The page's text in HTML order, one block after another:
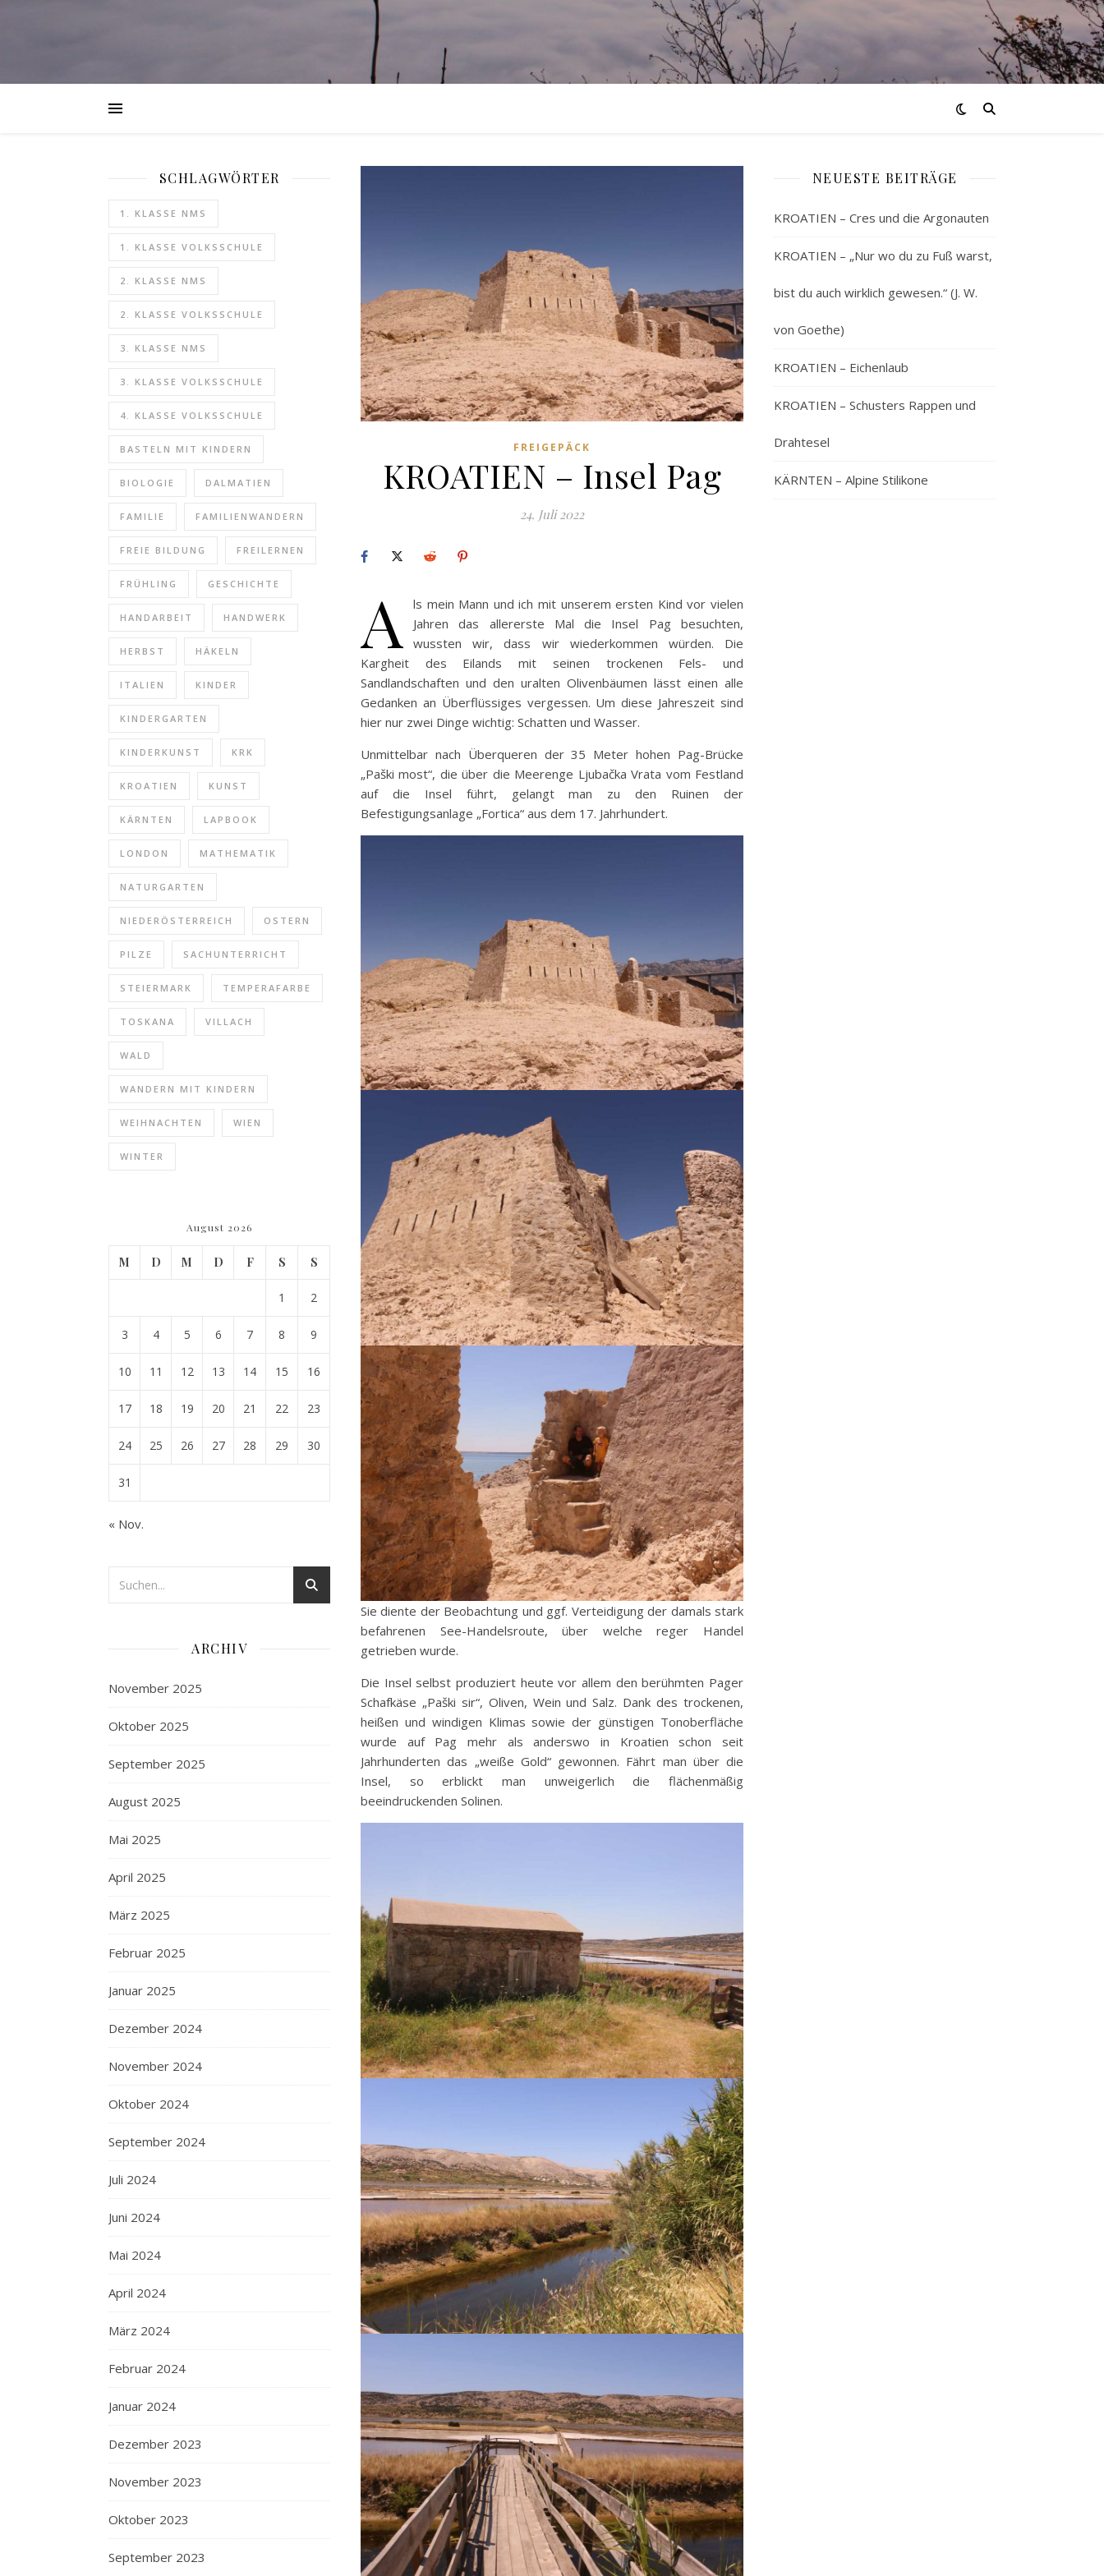
SCHLAGWÖRTER
1. KLASSE NMS
1. KLASSE VOLKSSCHULE
2. KLASSE NMS
2. KLASSE VOLKSSCHULE
3. KLASSE NMS
3. KLASSE VOLKSSCHULE
4. KLASSE VOLKSSCHULE
BASTELN MIT KINDERN
BIOLOGIE DALMATIEN
FAMILIE FAMILIENWANDERN
FREIE BILDUNG FREILERNEN
FRÜHLING GESCHICHTE
HANDARBEIT HANDWERK
HERBST HÄKELN
ITALIEN KINDER
KINDERGARTEN
KINDERKUNST KRK
KROATIEN KUNST
KÄRNTEN LAPBOOK
LONDON MATHEMATIK
NATURGARTEN
NIEDERÖSTERREICH OSTERN
PILZE SACHUNTERRICHT
STEIERMARK TEMPERAFARBE
TOSKANA VILLACH
WALD
WANDERN MIT KINDERN
WEIHNACHTEN WIEN
WINTER
August 2026
M D M D F S S
1 2
3 4 5 6 7 8 9
10 11 12 13 14 15 16
17 18 19 20 21 22 23
24 25 26 27 28 29 30
31
« Nov.
ARCHIV
November 2025
Oktober 2025
September 2025
August 2025
Mai 2025
April 2025
März 2025
Februar 2025
Januar 2025
Dezember 2024
November 2024
Oktober 2024
September 2024
Juli 2024
Juni 2024
Mai 2024
April 2024
März 2024
Februar 2024
Januar 2024
Dezember 2023
November 2023
Oktober 2023
September 2023
FREIGEPÄCK
KROATIEN – Insel Pag
24. Juli 2022
A
ls mein Mann und ich mit unserem ersten Kind vor vielen
Jahren das allererste Mal die Insel Pag besuchten,
wussten wir, dass wir wiederkommen würden. Die
Kargheit des Eilands mit seinen trockenen Fels- und
Sandlandschaften und den uralten Olivenbäumen lässt einen alle
Gedanken an Überflüssiges vergessen. Um diese Jahreszeit sind
hier nur zwei Dinge wichtig: Schatten und Wasser.
Unmittelbar nach Überqueren der 35 Meter hohen Pag-Brücke
„Paški most“, die über die Meerenge Ljubačka Vrata vom Festland
auf die Insel führt, gelangt man zu den Ruinen der
Befestigungsanlage „Fortica“ aus dem 17. Jahrhundert.
Sie diente der Beobachtung und ggf. Verteidigung der damals stark
befahrenen See-Handelsroute, über welche reger Handel
getrieben wurde.
Die Insel selbst produziert heute vor allem den berühmten Pager
Schafkäse „Paški sir“, Oliven, Wein und Salz. Dank des trockenen,
heißen und windigen Klimas sowie der günstigen Tonoberfläche
wurde auf Pag mehr als anderswo in Kroatien schon seit
Jahrhunderten das „weiße Gold“ gewonnen. Fährt man über die
Insel, so erblickt man unweigerlich die flächenmäßig
beeindruckenden Solinen.
NEUESTE BEITRÄGE
KROATIEN – Cres und die Argonauten
KROATIEN – „Nur wo du zu Fuß warst,
bist du auch wirklich gewesen.“ (J. W.
von Goethe)
KROATIEN – Eichenlaub
KROATIEN – Schusters Rappen und
Drahtesel
KÄRNTEN – Alpine Stilikone